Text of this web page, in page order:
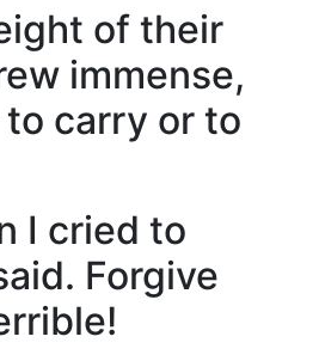
of their
immense,
carry or to
I cried to
Forgive